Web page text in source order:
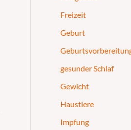
Freizeit
Geburt
gesunder Schlaf
Gewicht
Haustiere
Impfung